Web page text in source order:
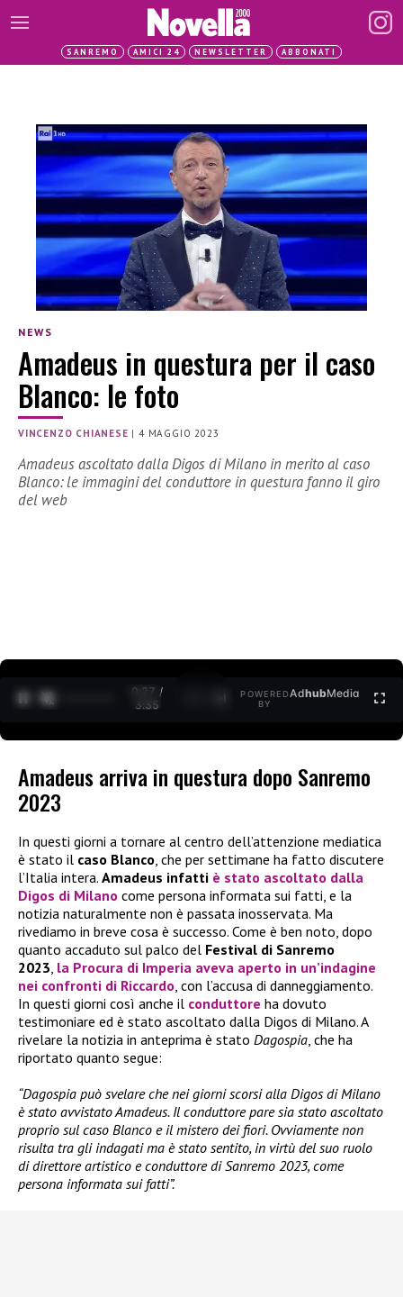
SANREMO AMICI 24 NEWSLETTER ABBONATI
NEWS
Amadeus in questura per il caso
Blanco: le foto
VINCENZO CHIANESE |4 MAGGIO 2023
Amadeus ascoltato dalla Digos di Milano in merito al caso
Blanco: le immagini del conduttore in questura fanno il giro
del web
0:28 /
3:35
POWERED
BY
AdhubMedia
Amadeus arriva in questura dopo Sanremo
2023
In questi giorni a tornare al centro dell’attenzione mediatica
è stato il caso Blanco, che per settimane ha fatto discutere
l’Italia intera. Amadeus infatti è stato ascoltato dalla
Digos di Milano come persona informata sui fatti, e la
notizia naturalmente non è passata inosservata. Ma
rivediamo in breve cosa è successo. Come è ben noto, dopo
quanto accaduto sul palco del Festival di Sanremo
2023, la Procura di Imperia aveva aperto in un’indagine
nei confronti di Riccardo, con l’accusa di danneggiamento.
In questi giorni così anche il conduttore ha dovuto
testimoniare ed è stato ascoltato dalla Digos di Milano. A
rivelare la notizia in anteprima è stato Dagospia, che ha
riportato quanto segue:
“Dagospia può svelare che nei giorni scorsi alla Digos di Milano
è stato avvistato Amadeus. Il conduttore pare sia stato ascoltato
proprio sul caso Blanco e il mistero dei fiori. Ovviamente non
risulta tra gli indagati ma è stato sentito, in virtù del suo ruolo
di direttore artistico e conduttore di Sanremo 2023, come
persona informata sui fatti”.